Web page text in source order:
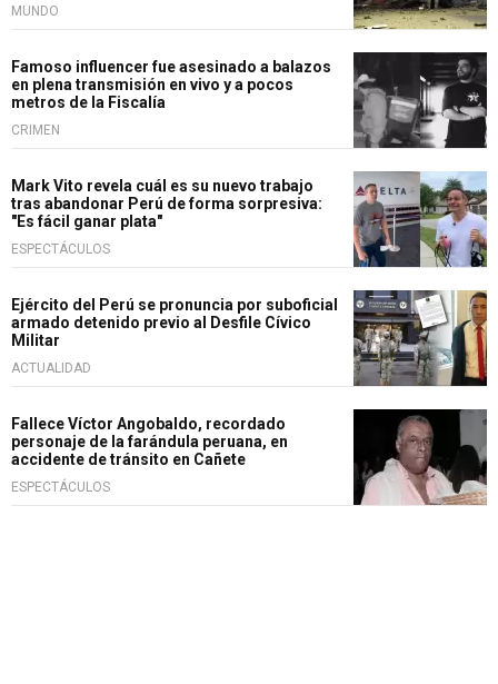
MUNDO
Famoso influencer fue asesinado a balazos
en plena transmisión en vivo y a pocos
metros de la Fiscalía
CRIMEN
Mark Vito revela cuál es su nuevo trabajo
tras abandonar Perú de forma sorpresiva:
"Es fácil ganar plata"
ESPECTÁCULOS
Ejército del Perú se pronuncia por suboficial
armado detenido previo al Desfile Cívico
Militar
ACTUALIDAD
Fallece Víctor Angobaldo, recordado
personaje de la farándula peruana, en
accidente de tránsito en Cañete
ESPECTÁCULOS